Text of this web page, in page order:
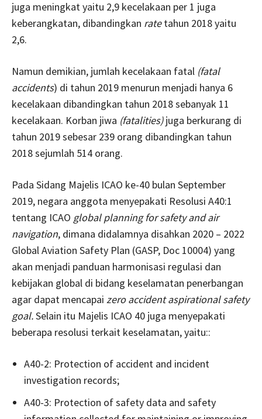
juga meningkat yaitu 2,9 kecelakaan per 1 juga
keberangkatan, dibandingkan ratetahun 2018 yaitu
2,6.
Namun demikian, jumlah kecelakaan fatal (fatal
accidents) di tahun 2019 menurun menjadi hanya 6
kecelakaan dibandingkan tahun 2018 sebanyak 11
kecelakaan. Korban jiwa (fatalities)juga berkurang di
tahun 2019 sebesar 239 orang dibandingkan tahun
2018 sejumlah 514 orang.
Pada Sidang Majelis ICAO ke-40 bulan September
2019, negara anggota menyepakati Resolusi A40:1
tentang ICAO global planning for safety and air
navigation, dimana didalamnya disahkan 2020 – 2022
Global Aviation Safety Plan (GASP, Doc 10004) yang
akan menjadi panduan harmonisasi regulasi dan
kebijakan global di bidang keselamatan penerbangan
agar dapat mencapai zero accident aspirational safety
goal.Selain itu Majelis ICAO 40 juga menyepakati
beberapa resolusi terkait keselamatan, yaitu::
A40-2: Protection of accident and incident
investigation records;
A40-3: Protection of safety data and safety